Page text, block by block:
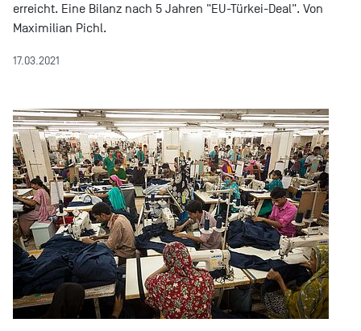
erreicht. Eine Bilanz nach 5 Jahren "EU-Türkei-Deal". Von
Maximilian Pichl.
17.03.2021